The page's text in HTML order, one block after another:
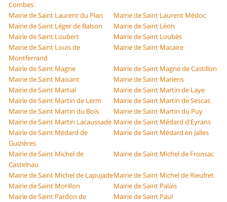
Combes
Mairie de Saint Laurent du Plan
Mairie de Saint Laurent Médoc
Mairie de Saint Léger de Balson
Mairie de Saint Léon
Mairie de Saint Loubert
Mairie de Saint Loubès
Mairie de Saint Louis de
Montferrand
Mairie de Saint Macaire
Mairie de Saint Magne
Mairie de Saint Magne de Castillon
Mairie de Saint Maixant
Mairie de Saint Mariens
Mairie de Saint Martial
Mairie de Saint Martin de Laye
Mairie de Saint Martin de Lerm
Mairie de Saint Martin de Sescas
Mairie de Saint Martin du Bois
Mairie de Saint Martin du Puy
Mairie de Saint Martin Lacaussade Mairie de Saint Médard d'Eyrans
Mairie de Saint Médard de
Guizières
Mairie de Saint Médard en Jalles
Mairie de Saint Michel de
Castelnau
Mairie de Saint Michel de Fronsac
Mairie de Saint Michel de LapujadeMairie de Saint Michel de Rieufret
Mairie de Saint Morillon
Mairie de Saint Palais
Mairie de Saint Pardon de
Mairie de Saint Paul